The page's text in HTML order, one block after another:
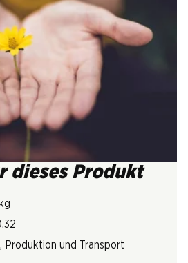
dieses Produkt
Produktion und Transport